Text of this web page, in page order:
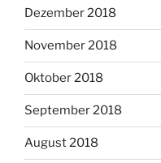
Dezember 2018
November 2018
Oktober 2018
September 2018
August 2018